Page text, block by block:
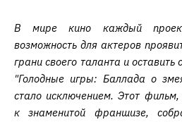
В мире кино каждый
возможность для актеров
грани своего таланта и оставить
"Голодные игры: Баллада о
стало исключением. Этот
к знаменитой франшизе,